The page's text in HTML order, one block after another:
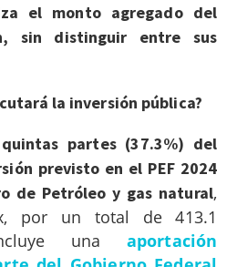
el monto agregado del
sin distinguir entre sus
la inversión pública?
partes (37.3%) del
previsto en el PEF 2024
de Petróleo y gas natural,
por un total de 413.1
una aportación